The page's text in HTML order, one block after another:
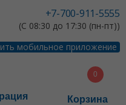
+7-700-911-5555
(С 08:30 до 17:30 (пн-пт))
мобильное приложение
Корзина